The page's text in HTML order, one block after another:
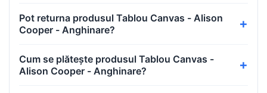
Pot returna produsul Tablou Canvas - Alison
Cooper - Anghinare?
Cum se plătește produsul Tablou Canvas -
Alison Cooper - Anghinare?